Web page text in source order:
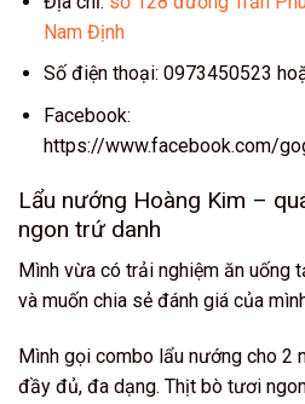
Nam Định
Số điện thoại: 0973450523
Facebook:
https://www.facebook.com/
Lẩu nướng Hoàng Kim –
ngon trứ danh
Mình vừa có trải nghiệm ăn uống
và muốn chia sẻ đánh giá của
Mình gọi combo lẩu nướng cho 2
đầy đủ, đa dạng. Thịt bò tươi